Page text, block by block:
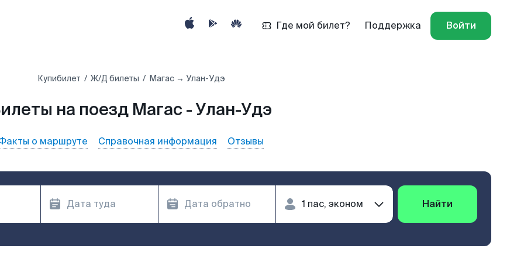
Где мой билет? Поддержка Войти
Купибилет Ж/Д билеты Магас → Улан-Удэ
на поезд Магас - Улан-Удэ
о маршруте Справочная информация Отзывы
Найти